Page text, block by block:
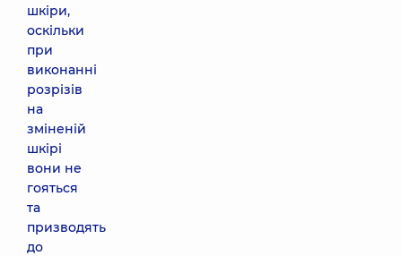
шкіри,
оскільки
при
виконанні
розрізів
на
зміненій
шкірі
вони не
гояться
та
призводять
до